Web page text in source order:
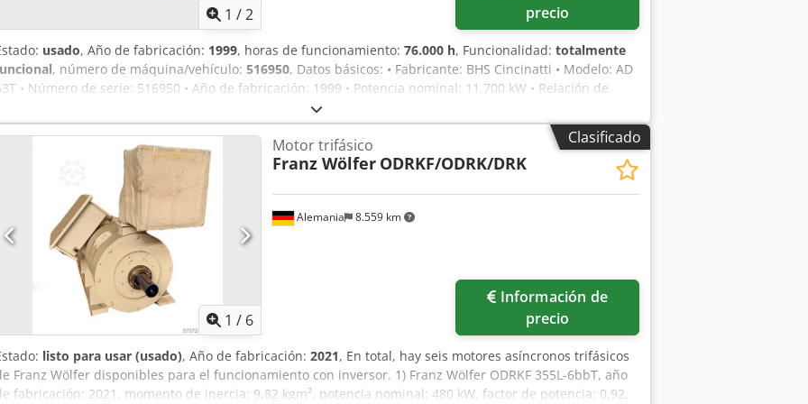
1 /2
precio
usado, Año de fabricación: 1999, horas de funcionamiento: 76.000 h, Funcionalidad: totalmente
, número de máquina/vehículo: 516950, Datos básicos: • Fabricante: BHS Cincinatti • Modelo: AD
• Número de serie: 516950 • Año de fabricación: 1999 • Potencia nominal: 11.700 kW • Relación de
transmisión: 1500/7555 • Horas de funcionamiento: 76.000 horas La última inspección de la caja de
se realizó en 2007, se recomienda la revisión de rodamientos y engranajes. Chsdpjy Drd Aefx Al
Clasificado
1 / 6
Alemania 8.559 km
Motor trifásico
Franz Wölfer ODRKF/ODRK/DRK
precio
listo para usar (usado), Año de fabricación: 2021, En total, hay seis motores asíncronos trifásicos
Franz Wölfer disponibles para el funcionamiento con inversor. 1) Franz Wölfer ODRKF 355L-6bbT, año
fabricación: 2021, momento de inercia: 9,82 kgm², potencia nominal: 480 kW, factor de potencia: 0,92,